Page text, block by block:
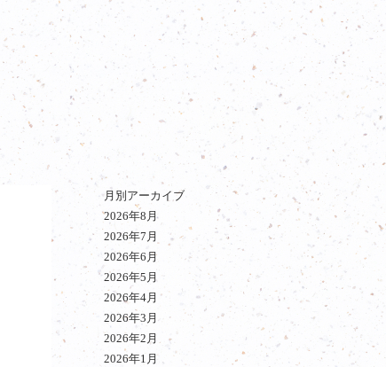
月別アーカイブ
2026年8月
2026年7月
2026年6月
2026年5月
2026年4月
2026年3月
2026年2月
2026年1月